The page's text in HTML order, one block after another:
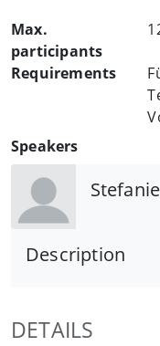
Max.
participants
Requirements
Speakers
Description
DETAILS